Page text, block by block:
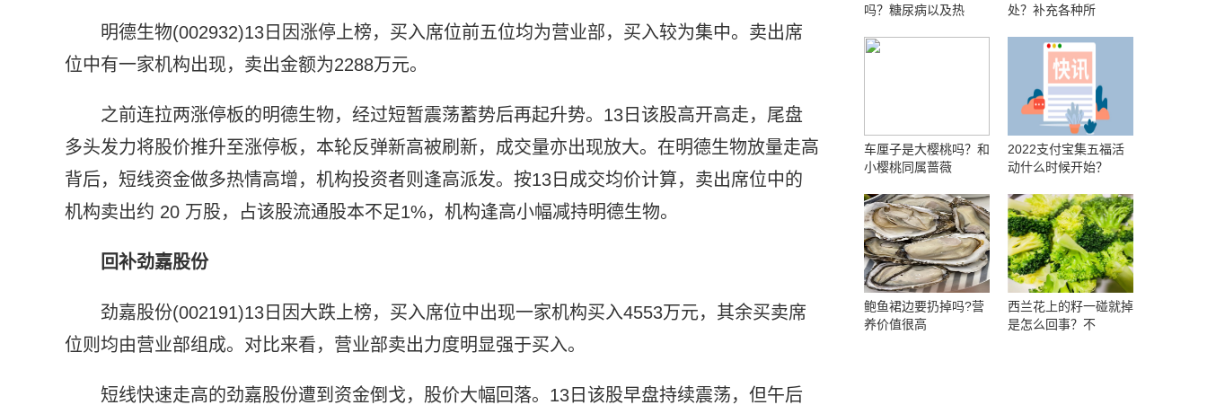
明德生物(002932)13日因涨停上榜，买入席位前五位均为营业部，买入较为集中。卖出席
位中有一家机构出现，卖出金额为2288万元。
之前连拉两涨停板的明德生物，经过短暂震荡蓄势后再起升势。13日该股高开高走，尾盘
多头发力将股价推升至涨停板，本轮反弹新高被刷新，成交量亦出现放大。在明德生物放量走高
背后，短线资金做多热情高增，机构投资者则逢高派发。按13日成交均价计算，卖出席位中的
机构卖出约 20 万股，占该股流通股本不足1%，机构逢高小幅减持明德生物。
回补劲嘉股份
劲嘉股份(002191)13日因大跌上榜，买入席位中出现一家机构买入4553万元，其余买卖席
位则均由营业部组成。对比来看，营业部卖出力度明显强于买入。
短线快速走高的劲嘉股份遭到资金倒戈，股价大幅回落。13日该股早盘持续震荡，但午后
吗？糖尿病以及热
处？补充各种所
车厘子是大樱桃吗？和
小樱桃同属蔷薇
2022支付宝集五福活
动什么时候开始？
鲍鱼裙边要扔掉吗?营
养价值很高
西兰花上的籽一碰就掉
是怎么回事？不